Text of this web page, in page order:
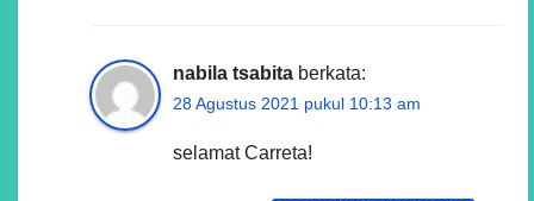
nabila tsabita berkata:
28 Agustus 2021 pukul 10:13 am
selamat Carreta!